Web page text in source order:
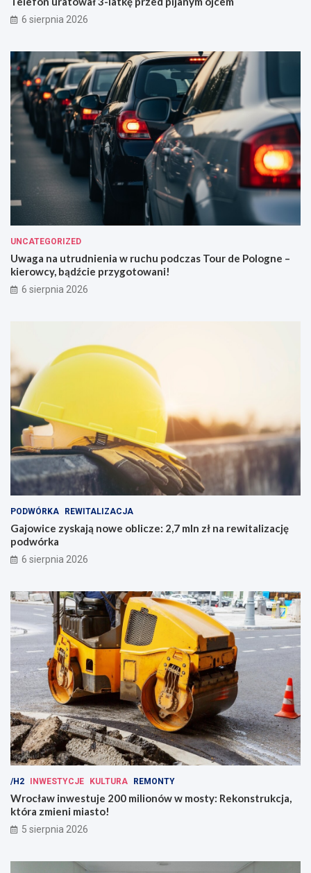
6 sierpnia 2026
UNCATEGORIZED
Uwaga na utrudnienia w ruchu podczas Tour de Pologne –
kierowcy, bądźcie przygotowani!
6 sierpnia 2026
PODWÓRKA REWITALIZACJA
Gajowice zyskają nowe oblicze: 2,7 mln zł na rewitalizację
podwórka
6 sierpnia 2026
/H2 INWESTYCJE KULTURA REMONTY
Wrocław inwestuje 200 milionów w mosty: Rekonstrukcja,
która zmieni miasto!
5 sierpnia 2026